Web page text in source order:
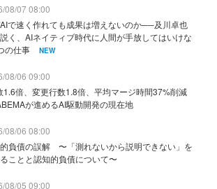
08/07 08:00
で速く作れても成果は増えないのか──及川卓也
く、AIネイティブ時代に人間が手放してはいけな
の仕事
NEW
08/06 09:00
1.6倍、変更行数1.8倍、平均マージ時間37%削減
が進めるAI駆動開発の現在地
08/06 08:00
負債の誤解 〜「測れないから説明できない」を
ことと認知的負債について〜
08/05 09:00